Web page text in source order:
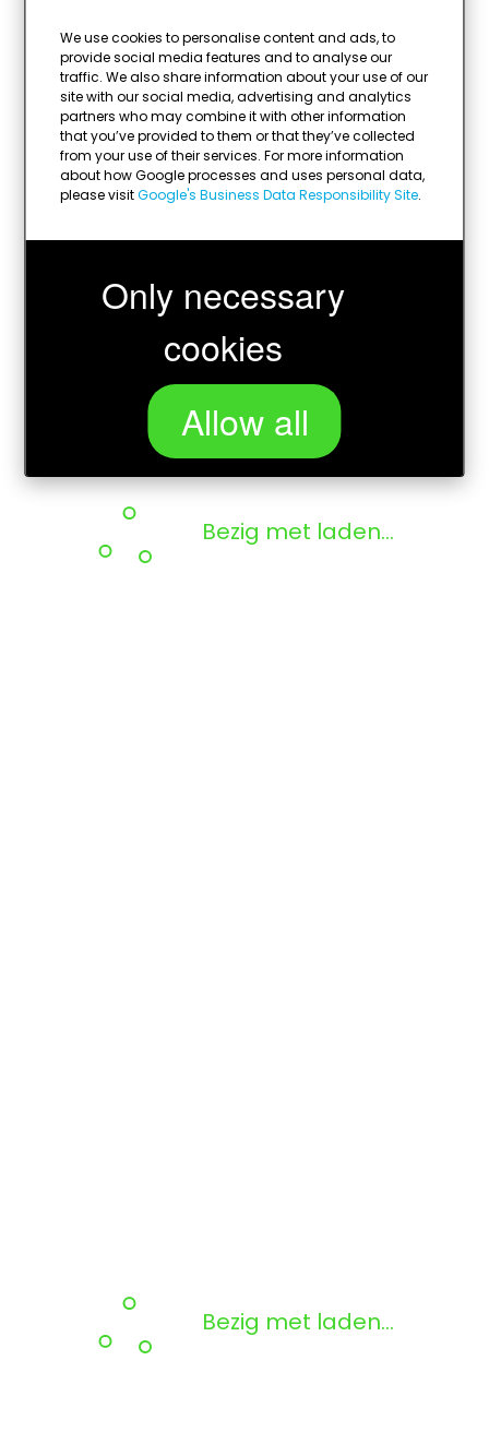
We use cookies to personalise content and ads, to
provide social media features and to analyse our
traffic. We also share information about your use of our
site with our social media, advertising and analytics
partners who may combine it with other information
that you’ve provided to them or that they’ve collected
from your use of their services. For more information
about how Google processes and uses personal data,
please visitGoogle's Business Data Responsibility Site.
Only necessary
cookies
Allow all
- (SPORT)AFBEELDING EN GRAVEERPLAATJE MET TEKST
MOGELIJK
- GRATIS MONTAGE
Bezig met laden...
Bezig met laden...